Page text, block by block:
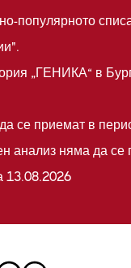
популярното
„ГЕНИКА“ в
се приемат в
анализ няма да
13.08.2026